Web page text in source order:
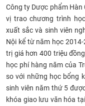
CỰU NGƯỜI HỌC
Công ty Dược phẩm Hàn
vị trao chương trình
xuất sắc và sinh viên
Nội kể từ năm học
trị giá hơn 400 triệu
học phí hàng năm của
so với những học bổng
sinh viên năm thứ 5
khóa giao lưu văn hóa